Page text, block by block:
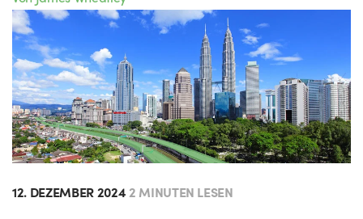
12. DEZEMBER 20242 MINUTEN LESEN